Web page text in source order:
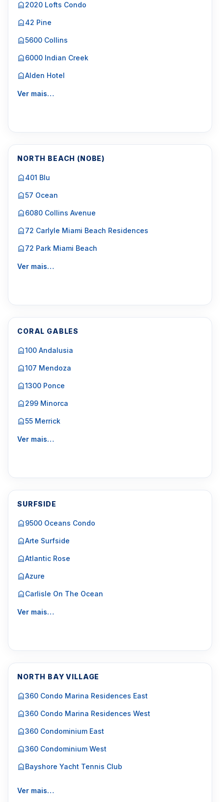
2020 Lofts Condo
42 Pine
5600 Collins
6000 Indian Creek
Alden Hotel
Ver mais…
NORTH BEACH (NOBE)
401 Blu
57 Ocean
6080 Collins Avenue
72 Carlyle Miami Beach Residences
72 Park Miami Beach
Ver mais…
CORAL GABLES
100 Andalusia
107 Mendoza
1300 Ponce
299 Minorca
55 Merrick
Ver mais…
SURFSIDE
9500 Oceans Condo
Arte Surfside
Atlantic Rose
Azure
Carlisle On The Ocean
Ver mais…
NORTH BAY VILLAGE
360 Condo Marina Residences East
360 Condo Marina Residences West
360 Condominium East
360 Condominium West
Bayshore Yacht Tennis Club
Ver mais…